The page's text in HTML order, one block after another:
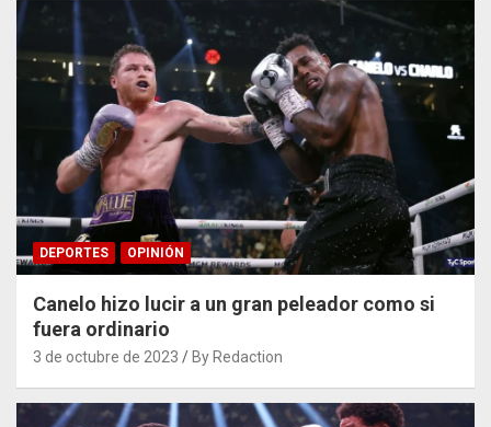
DEPORTES OPINIÓN
Canelo hizo lucir a un gran peleador como si
fuera ordinario
3 de octubre de 2023 By Redaction